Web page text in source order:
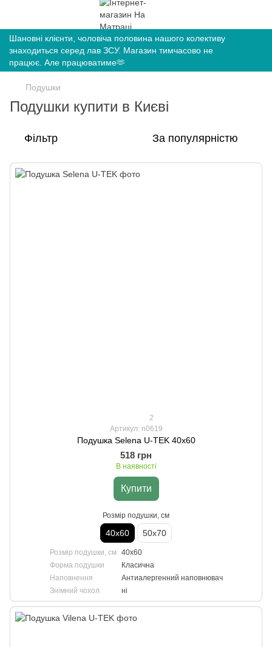
Шановні клієнти, чоловіча половина нашого колективу
знаходиться серед лав ЗСУ. Магазин тимчасово не
працює. Але працюватиме🫶
Подушки
Подушки купити в Києві
Фільтр За популярністю
2
Артикул: n0619
Подушка Selena U-TEK 40х60
518 грн
В наявності
Купити
Розмір подушки, см
40х60 50х70
Розмір подушки, см
40х60
Форма подушки
Класична
Наповнення
Антиалергенний наповнювач
Знімний чохол
ні